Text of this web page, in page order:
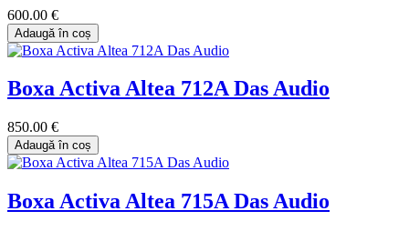
600.00 €
Adaugă în coș
Boxa Activa Altea 712A Das Audio
850.00 €
Adaugă în coș
Boxa Activa Altea 715A Das Audio